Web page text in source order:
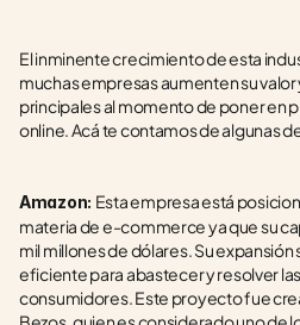
El inminente crecimiento de esta
muchas empresas aumenten su valor
principales al momento de poner en
online. Acá te contamos de algunas
Amazon: Esta empresa está
materia de e-commerce ya que su
mil millones de dólares. Su
eficiente para abastecer y resolver
consumidores. Este proyecto fue